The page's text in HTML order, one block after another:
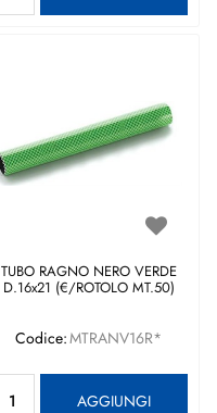
TUBO RAGNO NERO VERDE
D.16x21 (€/ROTOLO MT.50)
Codice:MTRANV16R*
AGGIUNGI